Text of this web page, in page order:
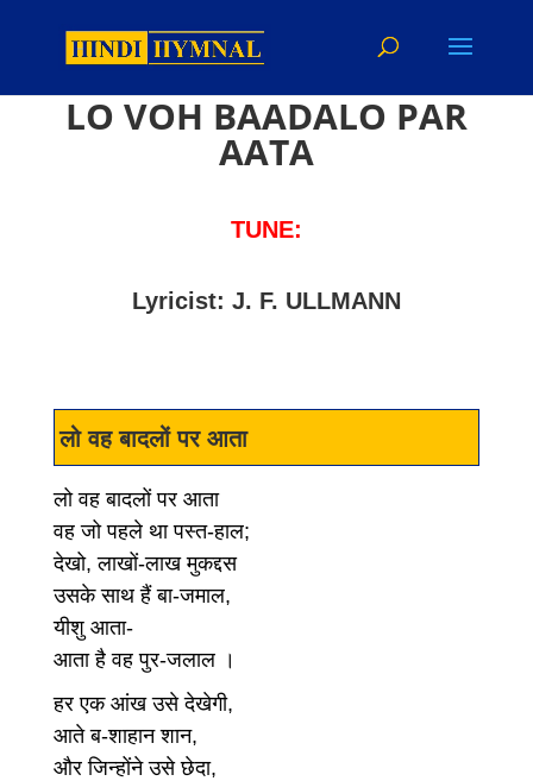
LO VOH BAADALO PAR
AATA
TUNE:
Lyricist: J. F. ULLMANN
लो वह बादलों पर आता
लो वह बादलों पर आता
वह जो पहले था पस्त-हाल;
देखो, लाखों-लाख मुकद्दस
उसके साथ हैं बा-जमाल,
यीशु आता-
आता है वह पुर-जलाल ।
हर एक आंख उसे देखेगी,
आते ब-शाहान शान,
और जिन्होंने उसे छेदा,